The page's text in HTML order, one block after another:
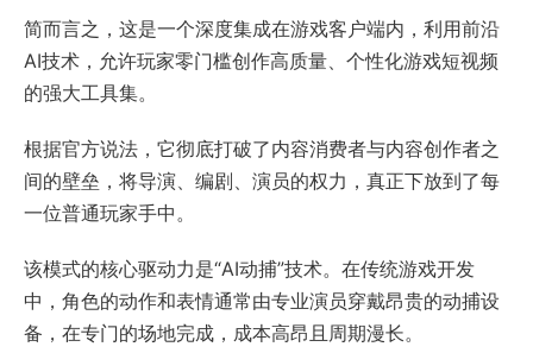
简而言之，这是一个深度集成在游戏客户端内，利用前沿
AI技术，允许玩家零门槛创作高质量、个性化游戏短视频
的强大工具集。
根据官方说法，它彻底打破了内容消费者与内容创作者之
间的壁垒，将导演、编剧、演员的权力，真正下放到了每
一位普通玩家手中。
该模式的核心驱动力是“AI动捕”技术。在传统游戏开发
中，角色的动作和表情通常由专业演员穿戴昂贵的动捕设
备，在专门的场地完成，成本高昂且周期漫长。